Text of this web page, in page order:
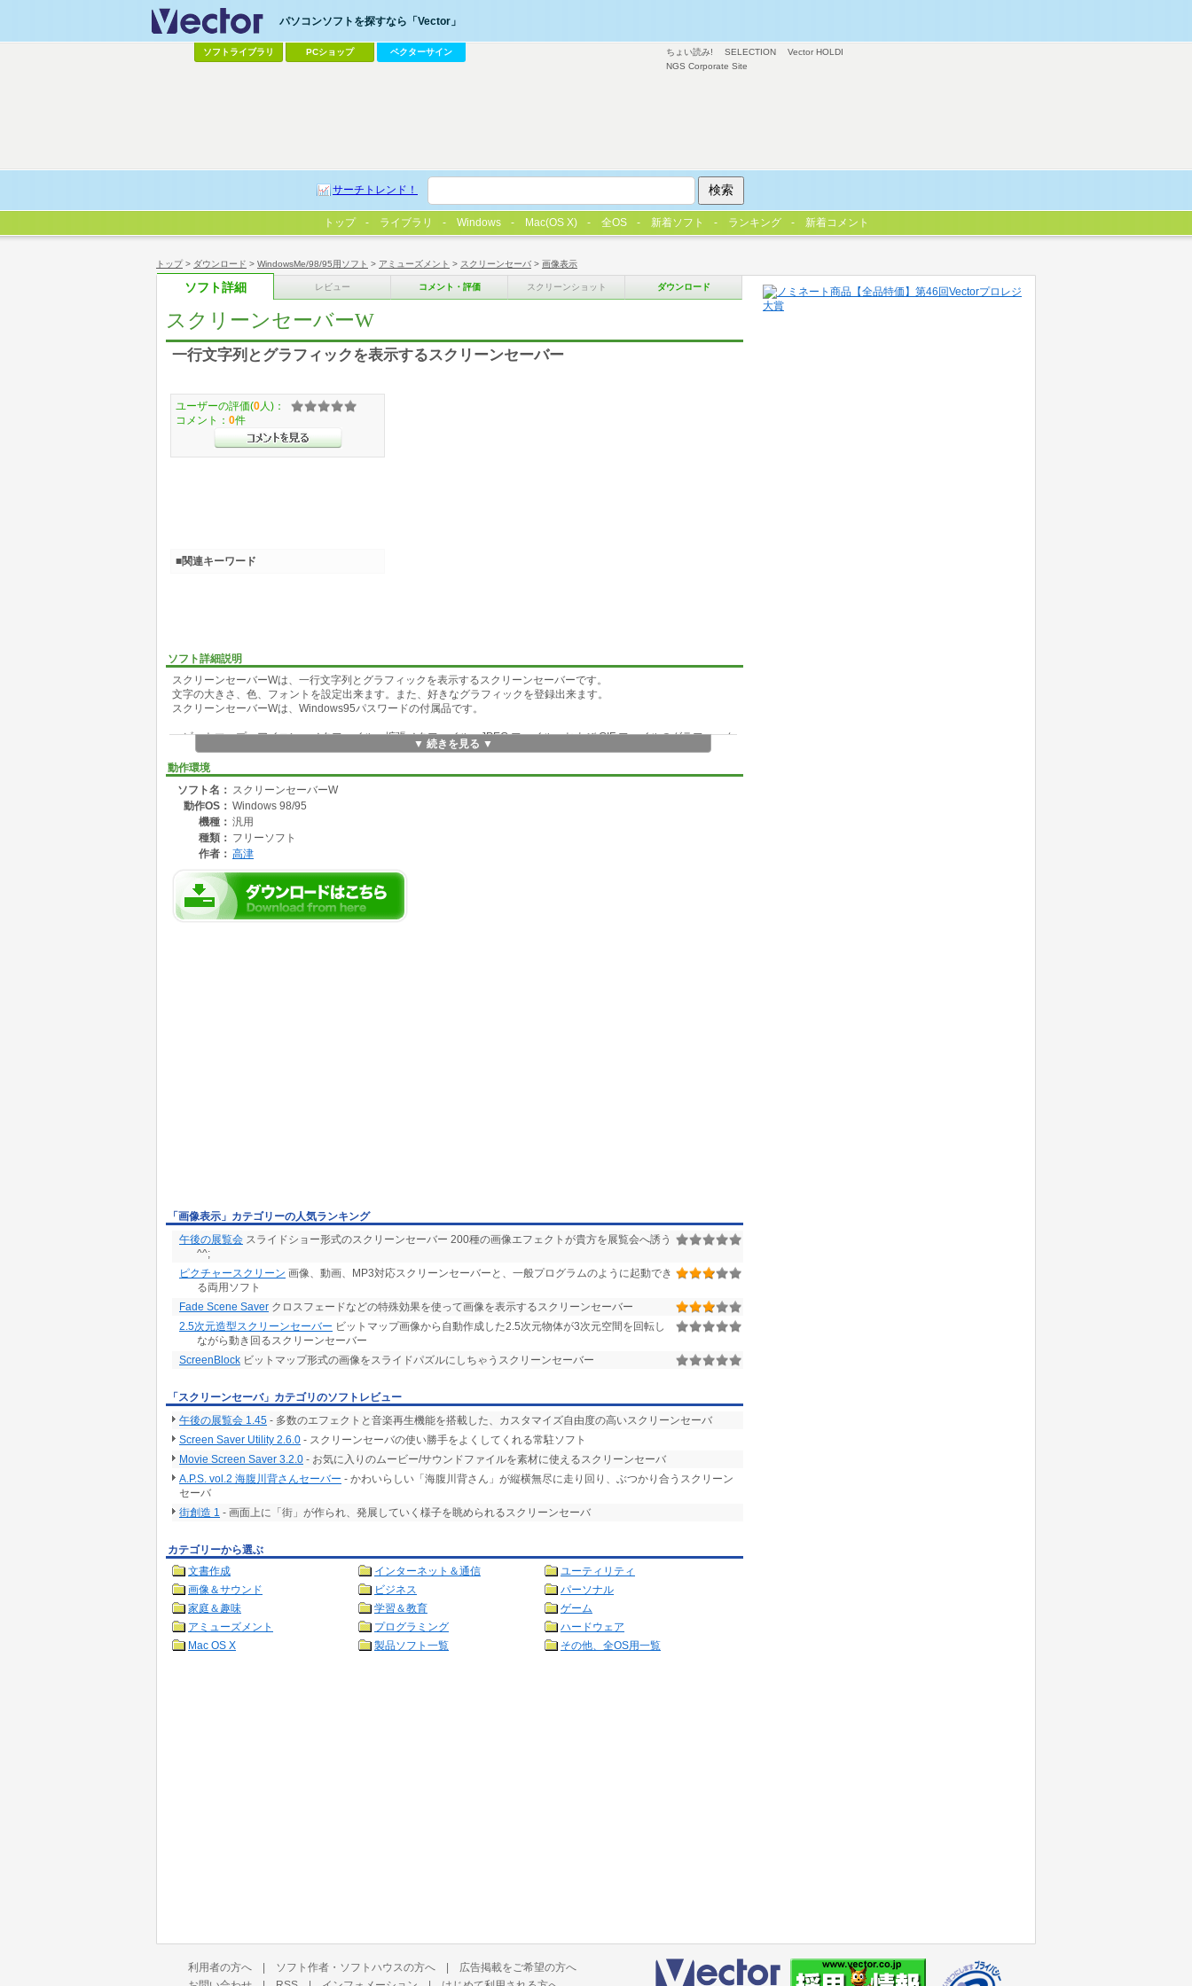
トップ> ダウンロード > WindowsMe/98/95用ソフト > アミューズメント > スクリーンセーバ > 画像表示
ソフト詳細 レビュー コメント・評価 スクリーンショット ダウンロード
スクリーンセーバーW
一行文字列とグラフィックを表示するスクリーンセーバー
ソフト詳細説明
スクリーンセーバーWは、一行文字列とグラフィックを表示するスクリーンセーバーです。
文字の大きさ、色、フォントを設定出来ます。また、好きなグラフィックを登録出来ます。
スクリーンセーバーWは、Windows95パスワードの付属品です。
ビットマップ、アイコン、メタファイル、拡張メタファイル、JPEG ファイル、および GIF ファイルのグラフィック
スを表示します。
▼ 続きを見る ▼
動作環境
ソフト名： スクリーンセーバーW
動作OS： Windows 98/95
機種： 汎用
種類： フリーソフト
作者： 高津
ユーザーの評価(0 人)：
コメント： 0件
■関連キーワード
「画像表示」カテゴリーの人気ランキング
午後の展覧会 スライドショー形式のスクリーンセーバー 200種の画像エフェクトが貴方を展覧会へ誘う
^^;
ピクチャースクリーン 画像、動画、MP3対応スクリーンセーバーと、一般プログラムのように起動でき
る両用ソフト
Fade Scene Saver クロスフェードなどの特殊効果を使って画像を表示するスクリーンセーバー
2.5次元造型スクリーンセーバー ビットマップ画像から自動作成した2.5次元物体が3次元空間を回転し
ながら動き回るスクリーンセーバー
ScreenBlock ビットマップ形式の画像をスライドパズルにしちゃうスクリーンセーバー
「スクリーンセーバ」カテゴリのソフトレビュー
午後の展覧会 1.45 - 多数のエフェクトと音楽再生機能を搭載した、カスタマイズ自由度の高いスクリーンセーバ
Screen Saver Utility 2.6.0 - スクリーンセーバの使い勝手をよくしてくれる常駐ソフト
Movie Screen Saver 3.2.0 - お気に入りのムービー/サウンドファイルを素材に使えるスクリーンセーバ
A.P.S. vol.2 海腹川背さんセーバー - かわいらしい「海腹川背さん」が縦横無尽に走り回り、ぶつかり合うスクリーン
セーバ
街創造 1 - 画面上に「街」が作られ、発展していく様子を眺められるスクリーンセーバ
カテゴリーから選ぶ
文書作成
インターネット＆通信
ユーティリティ
画像＆サウンド
ビジネス
パーソナル
家庭＆趣味
学習＆教育
ゲーム
アミューズメント
プログラミング
ハードウェア
Mac OS X
製品ソフト一覧 その他、全OS用一覧
ちょい読み! SELECTION
Vector HOLDI
NGS Corporate Site
パソコンソフトを探すなら「Vector」
ソフトライブラリ PCショップ ベクターサイン
サーチトレンド！
トップ ライブラリ Windows Mac(OS X) 全OS 新着ソフト ランキング 新着コメント
利用者の方へ | ソフト作者・ソフトハウスの方へ | 広告掲載をご希望の方へ